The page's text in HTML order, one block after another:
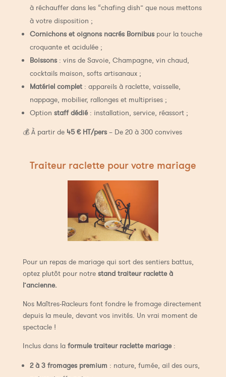
à réchauffer dans les “chafing dish” que nous mettons
à votre disposition ;
Cornichons et oignons nacrés Bornibuspour la touche
croquante et acidulée ;
Boissons: vins de Savoie, Champagne, vin chaud,
cocktails maison, softs artisanaux ;
Matériel complet: appareils à raclette, vaisselle,
nappage, mobilier, rallonges et multiprises ;
Option staff dédié: installation, service, réassort ;
💰 À partir de 45 € HT/pers– De 20 à 300 convives
Traiteur raclette pour votre mariage
Pour un repas de mariage qui sort des sentiers battus,
optez plutôt pour notre stand traiteur raclette à
l’ancienne.
Nos Maîtres-Racleurs font fondre le fromage directement
depuis la meule, devant vos invités. Un vrai moment de
spectacle !
Inclus dans la formule traiteur raclette mariage:
2 à 3 fromages premium : nature, fumée, ail des ours,